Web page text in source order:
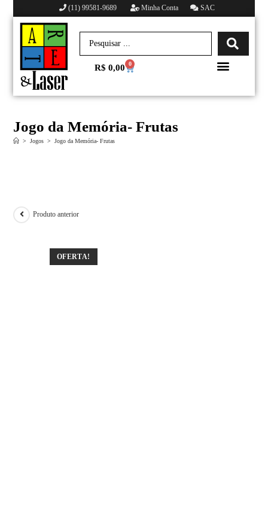
(11) 99581-9689 Minha Conta SAC
R$ 0,00 0
Jogo da Memória- Frutas
> Jogos > Jogo da Memória- Frutas
OFERTA!
Produto anterior